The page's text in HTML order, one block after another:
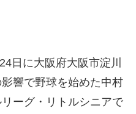
日に大阪府大阪市淀川
響で野球を始めた中村
ーグ・リトルシニアで